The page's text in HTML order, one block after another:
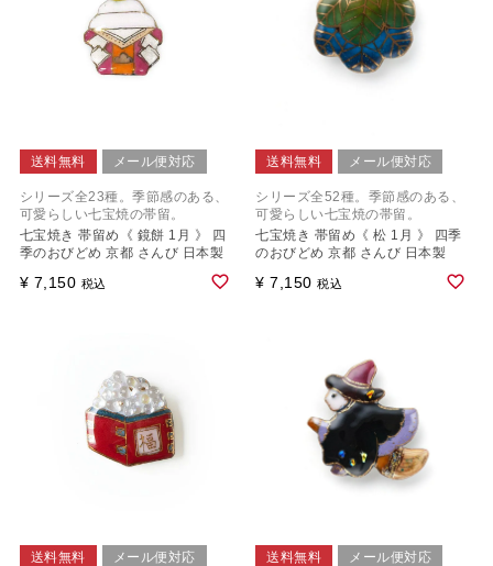
送料無料 メール便対応
シリーズ全23種。季節感のある、
可愛らしい七宝焼の帯留。
七宝焼き 帯留め《 鏡餅 1月 》 四
季のおびどめ 京都 さんび 日本製
¥ 7,150 税込
送料無料 メール便対応
シリーズ全52種。季節感のある、
可愛らしい七宝焼の帯留。
七宝焼き 帯留め《 松 1月 》 四季
のおびどめ 京都 さんび 日本製
¥ 7,150 税込
送料無料 メール便対応 送料無料 メール便対応